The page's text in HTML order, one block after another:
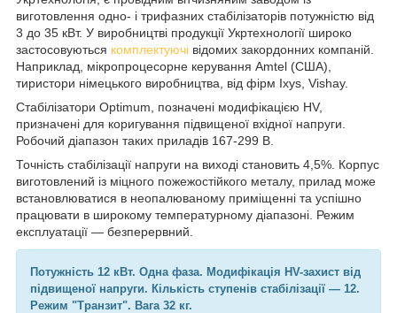
виготовлення одно- і трифазних стабілізаторів потужністю від
3 до 35 кВт. У виробництві продукції Укртехнології широко
застосовуються комплектуючі відомих закордонних компаній.
Наприклад, мікропроцесорне керування Amtel (США),
тиристори німецького виробництва, від фірм Ixys, Vishay.
Стабілізатори Optimum, позначені модифікацією HV,
призначені для коригування підвищеної вхідної напруги.
Робочий діапазон таких приладів 167-299 В.
Точність стабілізації напруги на виході становить 4,5%. Корпус
виготовлений із міцного пожежостійкого металу, прилад може
встановлюватися в неопалюваному приміщенні та успішно
працювати в широкому температурному діапазоні. Режим
експлуатації — безперервний.
Потужність 12 кВт. Одна фаза. Модифікація HV-захист від
підвищеної напруги. Кількість ступенів стабілізації — 12.
Режим "Транзит". Вага 32 кг.